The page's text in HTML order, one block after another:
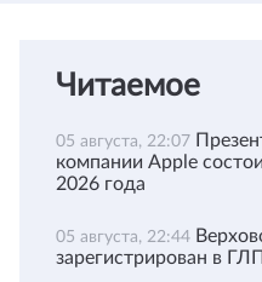
Читаемое
05 августа, 22:07
компании Apple
2026 года
05 августа, 22:44
зарегистрирован в